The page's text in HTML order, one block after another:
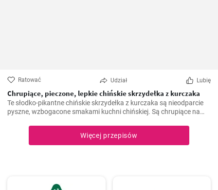
Ratować Udział Lubię
Chrupiące, pieczone, lepkie chińskie skrzydełka z kurczaka
Te słodko-pikantne chińskie skrzydełka z kurczaka są nieodparcie
pyszne, wzbogacone smakami kuchni chińskiej. Są chrupiące na
do posiłku lub samodzielna przekąska, te skrzydełka nie zawiodą!
Więcej przepisów